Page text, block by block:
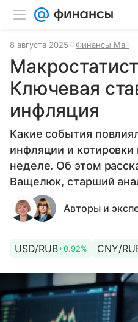
8 августа 2025 Финансы Mail
Ключевая
инфляция
Какие события
инфляции и
неделе. Об этом
Ващелюк, старший
Авторы и
USD/RUB+0.92% CNY/